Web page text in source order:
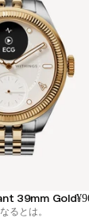
39mm Gold
るとは。